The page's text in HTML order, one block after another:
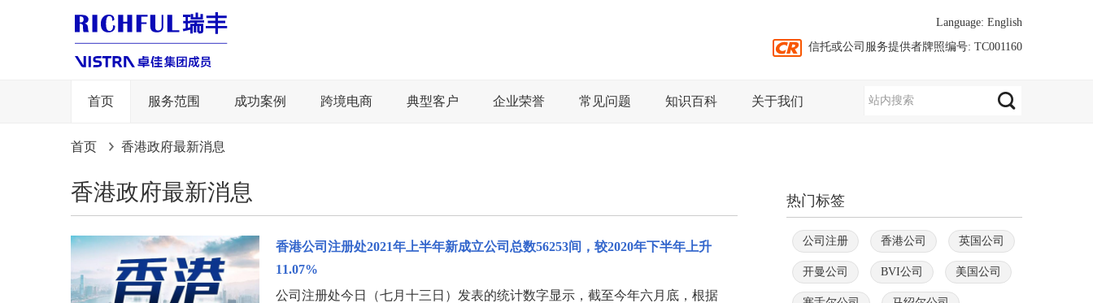
Language: English
信托或公司服务提供者牌照编号: TC001160
首页 服务范围 成功案例 跨境电商 典型客户 企业荣誉 常见问题 知识百科 关于我们
首页 香港政府最新消息
香港政府最新消息
香港公司注册处2021年上半年新成立公司总数56253间，较2020年下半年上升
11.07%
公司注册处今日（七月十三日）发表的统计数字显示，截至今年六月底，根据
热门标签
公司注册 香港公司 英国公司
开曼公司 BVI公司 美国公司